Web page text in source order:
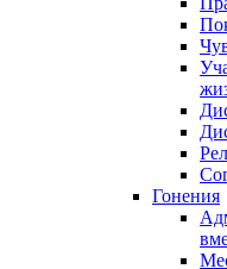
Гонения